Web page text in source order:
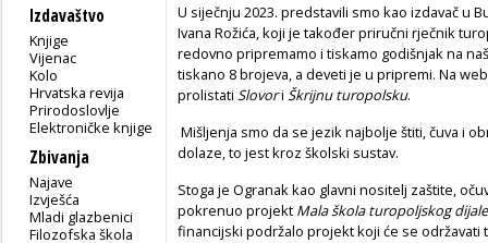
Izdavaštvo
Knjige
Vijenac
Kolo
Hrvatska revija
Prirodoslovlje
Elektroničke knjige
Zbivanja
Najave
Izvješća
Mladi glazbenici
Filozofska škola
U siječnju 2023. predstavili smo kao izdavač u
Ivana Rožića, koji je također priručni rječnik
redovno pripremamo i tiskamo godišnjak na
tiskano 8 brojeva, a deveti je u pripremi. Na
prolistati Slovori Škrijnu turopolsku.
Mišljenja smo da se jezik najbolje štiti, čuva i
dolaze, to jest kroz školski sustav.
Stoga je Ogranak kao glavni nositelj zaštite,
pokrenuo projekt Mala škola turopoljskog
financijski podržalo projekt koji će se održavati